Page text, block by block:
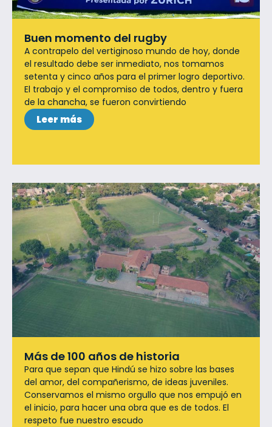
Buen momento del rugby
A contrapelo del vertiginoso mundo de hoy, donde
el resultado debe ser inmediato, nos tomamos
setenta y cinco años para el primer logro deportivo.
El trabajo y el compromiso de todos, dentro y fuera
de la chancha, se fueron convirtiendo
Leer más
Más de 100 años de historia
Para que sepan que Hindú se hizo sobre las bases
del amor, del compañerismo, de ideas juveniles.
Conservamos el mismo orgullo que nos empujó en
el inicio, para hacer una obra que es de todos. El
respeto fue nuestro escudo